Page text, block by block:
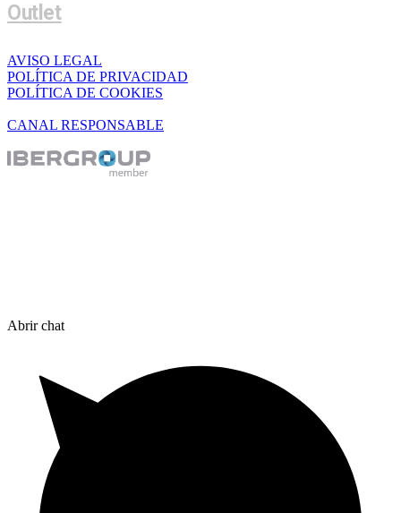
Outlet
AVISO LEGAL
POLÍTICA DE PRIVACIDAD
POLÍTICA DE COOKIES
CANAL RESPONSABLE
Abrir chat